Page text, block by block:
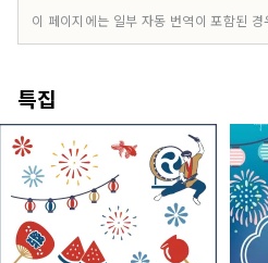
엑스포를 통해 전 세계
과학기술, 경제 분야에
메시마 신산업 및 도
한 도시디자인연구소(
https://
사 빌딩, 오사카시 기
530-0001 이메일:
8803
이 페이지에는 일부 자동 번역이 포함된 경
특집